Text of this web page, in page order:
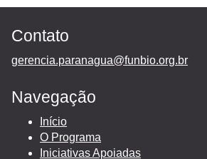
Contato
gerencia.paranagua@funbio.org.br
Navegação
Início
O Programa
Iniciativas Apoiadas